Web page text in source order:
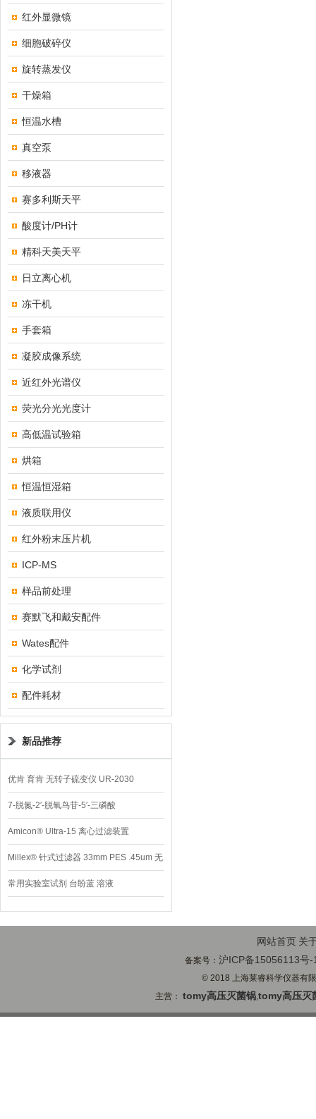
红外显微镜
细胞破碎仪
旋转蒸发仪
干燥箱
恒温水槽
真空泵
移液器
赛多利斯天平
酸度计/PH计
精科天美天平
日立离心机
冻干机
手套箱
凝胶成像系统
近红外光谱仪
荧光分光光度计
高低温试验箱
烘箱
恒温恒湿箱
液质联用仪
红外粉末压片机
ICP-MS
样品前处理
赛默飞和戴安配件
Wates配件
化学试剂
配件耗材
新品推荐
优肯 育肯 无转子硫变仪 UR-2030
7-脱氮-2′-脱氧鸟苷-5′-三磷酸
Amicon® Ultra-15 离心过滤装置
Millex® 针式过滤器 33mm PES .45um 无
菌
常用实验室试剂 台盼蓝 溶液
网站首页 关
备案号：沪ICP备15056113号-
© 2018 上海莱睿科学仪器有
主营：tomy高压灭菌锅,tomy高压灭